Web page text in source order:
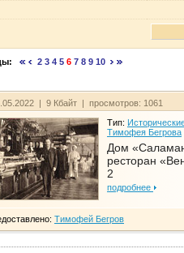
2 3 4 5 6 7 8 9 10
| 9 Кбайт | просмотров: 1061
Тип:
Тимофея Бегрова
Дом
ресторан
2
подробнее
Тимофей Бегров